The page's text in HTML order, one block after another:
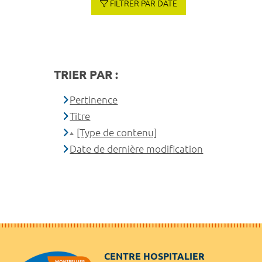
FILTRER PAR DATE
TRIER PAR :
Pertinence
Titre
[Type de contenu]
Date de dernière modification
CENTRE HOSPITALIER